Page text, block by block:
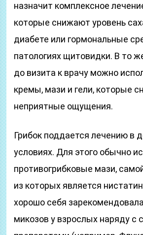
назначит комплексное
которые снижают уровень
диабете или гормональные
патологиях щитовидки. В то
до визита к врачу можно
кремы, мази и гели, которые
неприятные ощущения.
Грибок поддается лечению в
условиях. Для этого обычно
противогрибковые мази,
из которых является
хорошо себя
микозов у взрослых наряду с